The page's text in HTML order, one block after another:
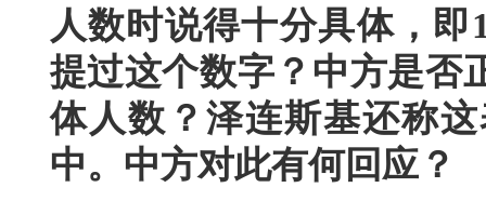
人数时说得十分具体，
提过这个数字？中方是否
体人数？泽连斯基还称
中。中方对此有何回应？